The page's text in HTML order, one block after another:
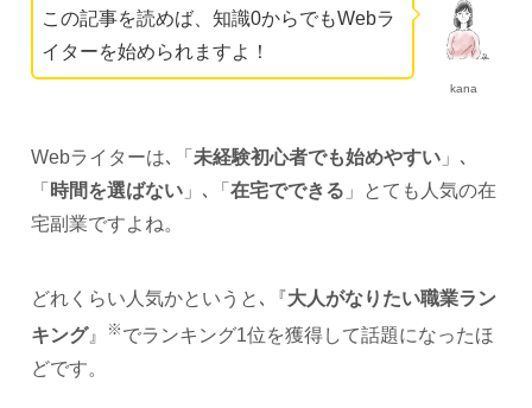
kana
この記事を読めば、知識0からでもWebラ
イターを始められますよ！
Webライターは､「 未経験初心者でも始めやすい 」､
「 時間を選ばない 」､「 在宅でできる 」とても人気の在
宅副業ですよね。
どれくらい人気かというと､『大人がなりたい職業ラン
キング』 ※ でランキング1位を獲得して話題になったほ
どです。